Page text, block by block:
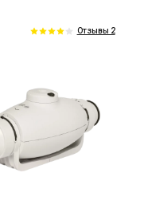
Отзывы 2